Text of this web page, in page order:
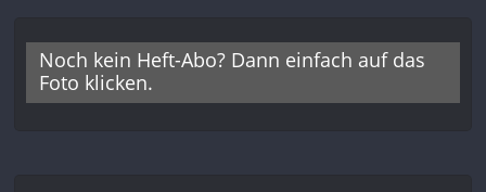
Noch kein Heft-Abo? Dann einfach auf das
Foto klicken.